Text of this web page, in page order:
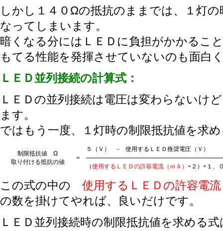
しかし１４０Ωの抵抗のままでは、１灯
なってしまいます。
暗くなる分にはＬＥＤに負担がかかるこ
もてる性能を発揮させていないのも面白
ＬＥＤ並列接続の計算式：
ＬＥＤの並列接続は電圧は変わらないけ
ます。
ではもう一度、１灯時の制限抵抗値を求
制限抵抗値 Ω
取り付ける抵抗の値
＝
５（Ｖ） - 使用するＬＥＤ推奨電圧（Ｖ）
（使用するＬＥＤの許容電流（ｍＡ） ÷２）÷１、
この式の中の 使用するＬＥＤの許容電
の数を掛けてやれば、良いだけです。
ＬＥＤ並列接続時の制限抵抗値を求める